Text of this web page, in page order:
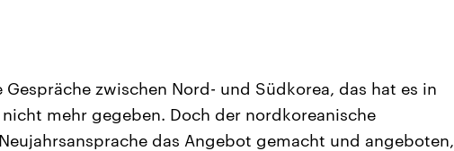
Gespräche zwischen Nord- und Südkorea, das hat es in
mehr gegeben. Doch der nordkoreanische
das Angebot gemacht und angeboten,